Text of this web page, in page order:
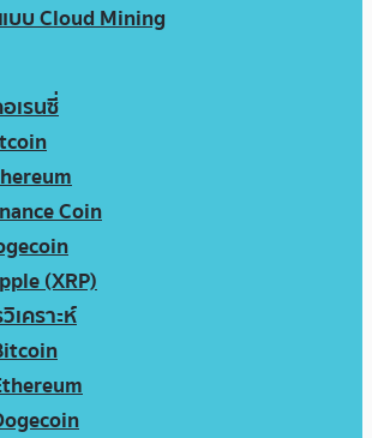
บบ Cloud Mining
เรนซี่
Coin
(XRP)
เคราะห์